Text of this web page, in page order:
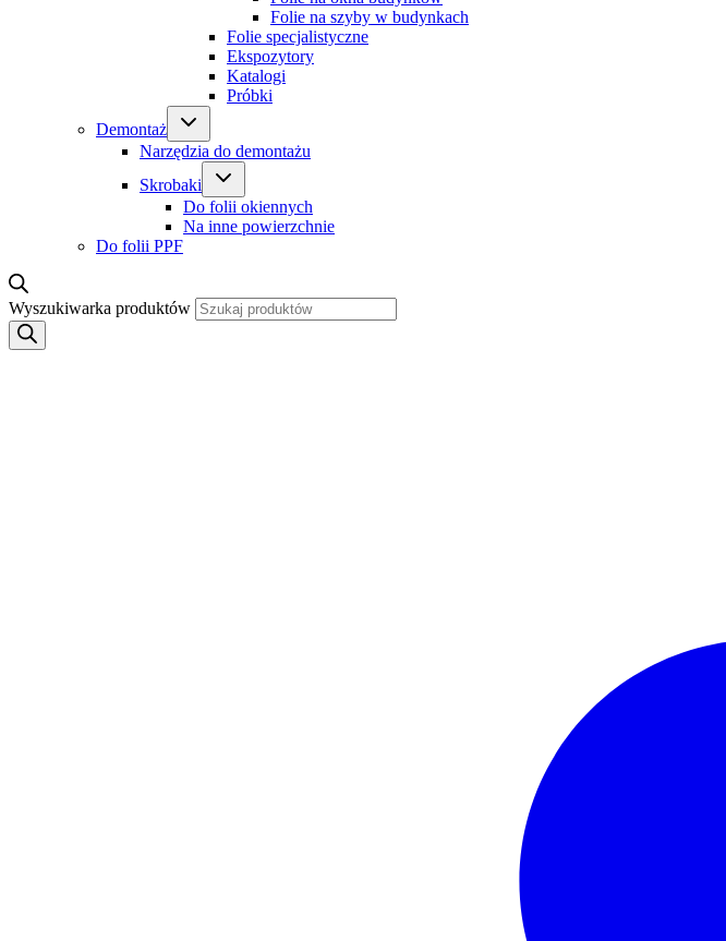
Folie na szyby w budynkach
Folie specjalistyczne
Ekspozytory
Katalogi
Próbki
Demontaż
Narzędzia do demontażu
Skrobaki
Do folii okiennych
Na inne powierzchnie
Do folii PPF
Wyszukiwarka produktów